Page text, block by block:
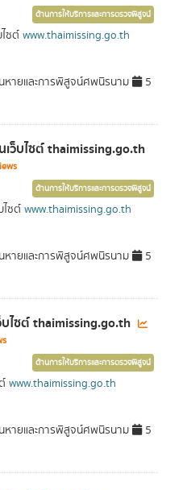
ด้านการให้บริการและการตรวจพิสูจน์
ซต์ www.thaimissing.go.th
ายและการพิสูจน์ศพนิรนาม
5
ว็บไซต์ thaimissing.go.th
ด้านการให้บริการและการตรวจพิสูจน์
ไซต์ www.thaimissing.go.th
ายและการพิสูจน์ศพนิรนาม
5
ไซต์ thaimissing.go.th
ด้านการให้บริการและการตรวจพิสูจน์
www.thaimissing.go.th
ายและการพิสูจน์ศพนิรนาม
5